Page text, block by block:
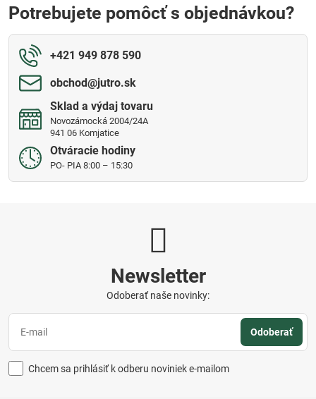
Potrebujete pomôcť s objednávkou?
+421 949 878 590
obchod​@jutro​.sk
Sklad a výdaj tovaru
Novozámocká 2004/24A
941 06 Komjatice
Otváracie hodiny
PO- PIA 8:00 – 15:30
Newsletter
Odoberať naše novinky:
Odoberať
Chcem sa prihlásiť k odberu noviniek e-mailom